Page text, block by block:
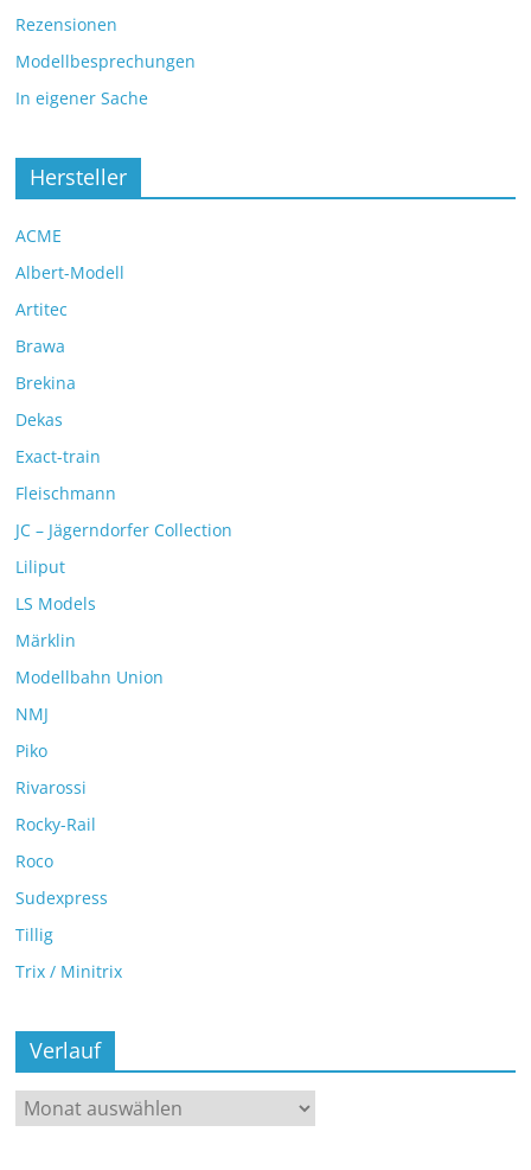
Rezensionen
Modellbesprechungen
In eigener Sache
Hersteller
ACME
Albert-Modell
Artitec
Brawa
Brekina
Dekas
Exact-train
Fleischmann
JC – Jägerndorfer Collection
Liliput
LS Models
Märklin
Modellbahn Union
NMJ
Piko
Rivarossi
Rocky-Rail
Roco
Sudexpress
Tillig
Trix / Minitrix
Verlauf